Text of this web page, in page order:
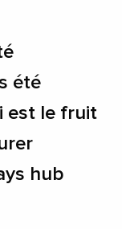
été
est le fruit
hub